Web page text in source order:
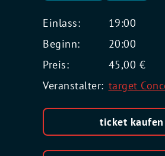
Einlass:
19:00
Beginn:
20:00
Preis:
45,00 €
Veranstalter: target
ticket kaufen